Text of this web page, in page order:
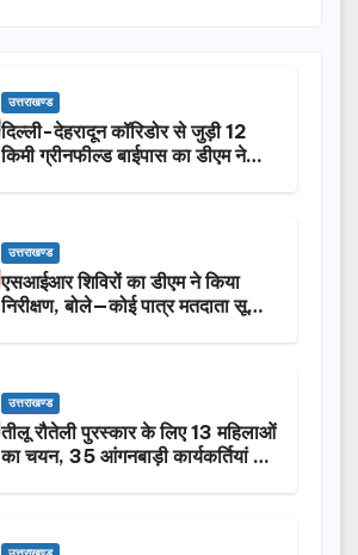
उत्तराखण्ड
दिल्ली-देहरादून कॉरिडोर से जुड़ी 12
किमी ग्रीनफील्ड बाईपास का डीएम ने
उत्तराखण्ड
एसआईआर शिविरों का डीएम ने किया
निरीक्षण, बोले—कोई पात्र मतदाता सूची
उत्तराखण्ड
तीलू रौतेली पुरस्कार के लिए 13 महिलाओं
का चयन, 35 आंगनबाड़ी कार्यकर्तियां भी